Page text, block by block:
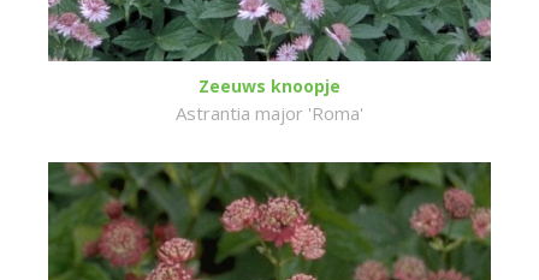
Zeeuws knoopje
Astrantia major 'Roma'